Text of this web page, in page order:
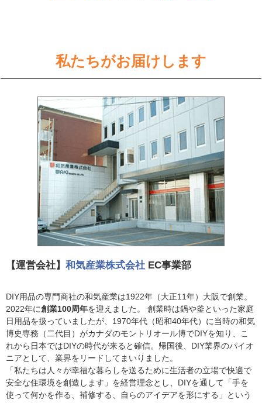
私たちがお届けします
【運営会社】 和気産業株式会社 EC事業部
DIY用品の専門商社の和気産業は1922年（大正11年）大阪で創業。
2022年に創業100周年を迎えました。 創業時は鍋や釜といった家庭
日用品を扱っていましたが、1970年代（昭和40年代）に当時の和気
博史専務（二代目）がカナダのモントリオール博でDIYを知り、こ
れから日本ではDIYの時代が来ると確信。帰国後、DIY業界のパイオ
ニアとして、業界をリードしてまいりました。
「私たちは人々が幸福な暮らしを送るために生活者の立場で快適で
安全な住環境を創造します」を経営理念とし、DIYを通して「手を
使って何かを作る、補修する、自らのアイデアを形にする」という